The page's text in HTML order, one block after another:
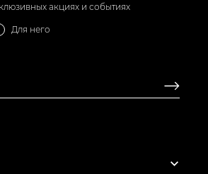
акциях и событиях
Для него